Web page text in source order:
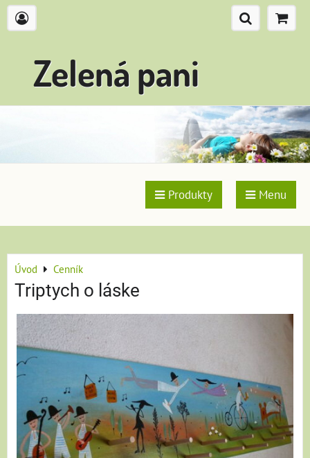
Zelená pani
Produkty Menu
Úvod Cenník
Triptych o láske